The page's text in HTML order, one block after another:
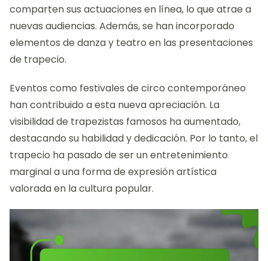
comparten sus actuaciones en línea, lo que atrae a
nuevas audiencias. Además, se han incorporado
elementos de danza y teatro en las presentaciones
de trapecio.
Eventos como festivales de circo contemporáneo
han contribuido a esta nueva apreciación. La
visibilidad de trapezistas famosos ha aumentado,
destacando su habilidad y dedicación. Por lo tanto, el
trapecio ha pasado de ser un entretenimiento
marginal a una forma de expresión artística
valorada en la cultura popular.